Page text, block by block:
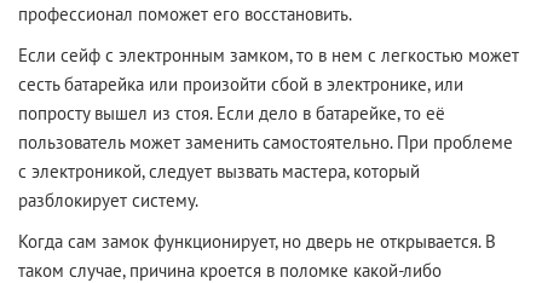
профессионал поможет его восстановить.
Если сейф с электронным замком, то в нем с легкостью может
сесть батарейка или произойти сбой в электронике, или
попросту вышел из стоя. Если дело в батарейке, то её
пользователь может заменить самостоятельно. При проблеме
с электроникой, следует вызвать мастера, который
разблокирует систему.
Когда сам замок функционирует, но дверь не открывается. В
таком случае, причина кроется в поломке какой-либо